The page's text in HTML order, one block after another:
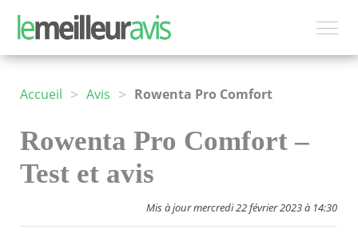
Accueil > Avis > Rowenta Pro Comfort
Rowenta Pro Comfort –
Test et avis
Mis à jour mercredi 22 février 2023 à 14:30